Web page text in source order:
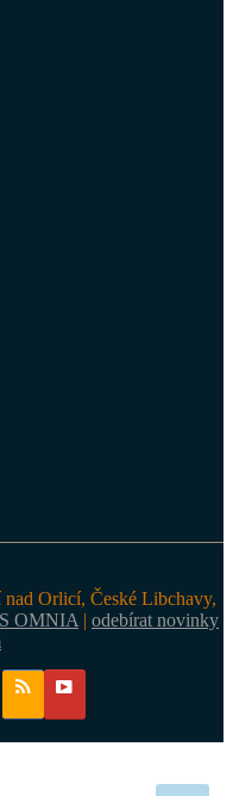
Orlicí, České Libchavy,
OMNIA | odebírat novinky